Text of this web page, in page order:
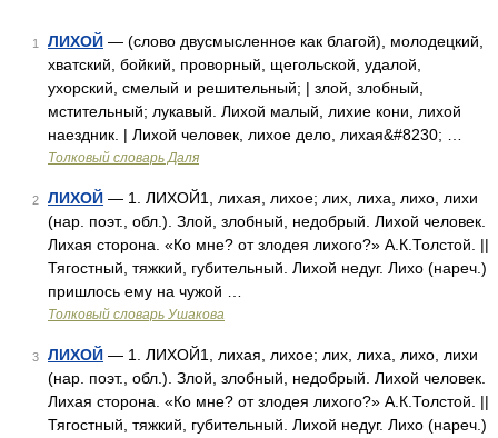
1 ЛИХОЙ — (слово двусмысленное как благой), молодецкий,
хватский, бойкий, проворный, щегольской, удалой,
ухорский, смелый и решительный; | злой, злобный,
мстительный; лукавый. Лихой малый, лихие кони, лихой
наездник. | Лихой человек, лихое дело, лихая&#8230; …
Толковый словарь Даля
2 ЛИХОЙ — 1. ЛИХОЙ1, лихая, лихое; лих, лиха, лихо, лихи
(нар. поэт., обл.). Злой, злобный, недобрый. Лихой человек.
Лихая сторона. «Ко мне? от злодея лихого?» А.К.Толстой. ||
Тягостный, тяжкий, губительный. Лихой недуг. Лихо (нареч.)
пришлось ему на чужой …
Толковый словарь Ушакова
3 ЛИХОЙ — 1. ЛИХОЙ1, лихая, лихое; лих, лиха, лихо, лихи
(нар. поэт., обл.). Злой, злобный, недобрый. Лихой человек.
Лихая сторона. «Ко мне? от злодея лихого?» А.К.Толстой. ||
Тягостный, тяжкий, губительный. Лихой недуг. Лихо (нареч.)